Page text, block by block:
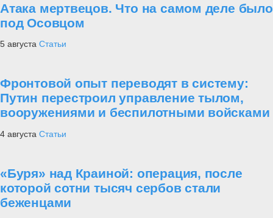
Атака мертвецов. Что на самом деле было
под Осовцом
5 августа Статьи
Фронтовой опыт переводят в систему:
Путин перестроил управление тылом,
вооружениями и беспилотными войсками
4 августа Статьи
«Буря» над Краиной: операция, после
которой сотни тысяч сербов стали
беженцами